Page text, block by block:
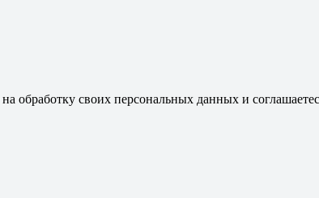
обработку своих персональных данных и